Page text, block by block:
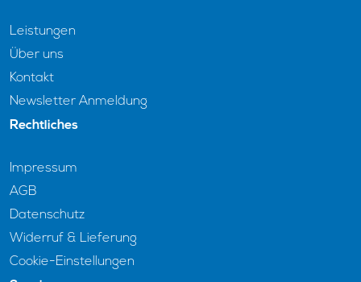
Leistungen
Über uns
Kontakt
Newsletter Anmeldung
Rechtliches
Impressum
AGB
Datenschutz
Widerruf & Lieferung
Cookie-Einstellungen